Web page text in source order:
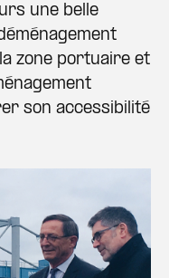
une belle
zone portuaire et
son accessibilité